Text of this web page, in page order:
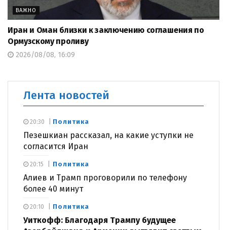
ВАЖНО
Иран и Оман близки к заключению соглашения по
Ормузскому проливу
2026/08/08, 16:09
Лента новостей
Политика
Пезешкиан рассказал, на какие уступки не
согласится Иран
20:30
Политика
Алиев и Трамп проговорили по телефону
более 40 минут
20:15
Политика
Уиткофф: Благодаря Трампу будущее
20:10